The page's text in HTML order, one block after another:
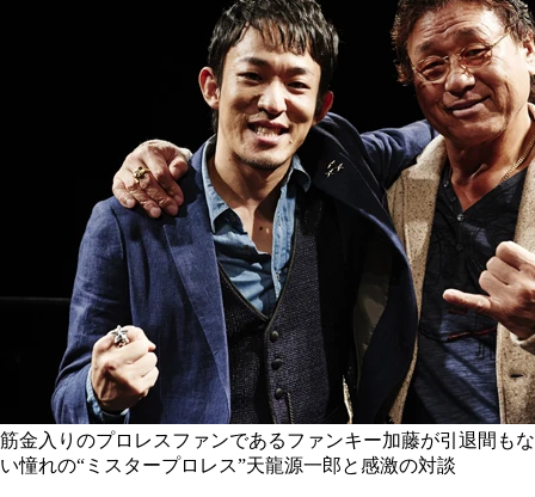
筋金入りのプロレスファンであるファンキー加藤が引退間もな
い憧れの“ミスタープロレス”天龍源一郎と感激の対談